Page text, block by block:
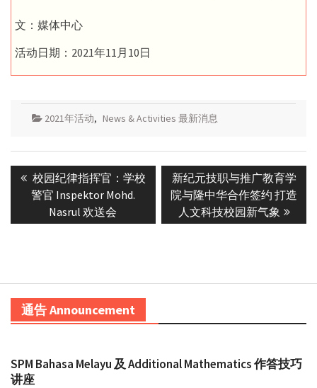
文：媒体中心
活动日期：2021年11月10日
2021年活动, News & Activities 最新消息
navigation
Previous
post:
校园纪律指挥官：学校
警官 Inspektor Mohd.
Nasrul 欢送会
Next
post:
新纪元技职与推广教育学
院与隆中华合作签约 打造
人文科技校园新气象
通告 Announcement
SPM Bahasa Melayu 及 Additional Mathematics 作答技巧
讲座